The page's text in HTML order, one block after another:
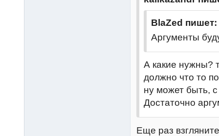
return
BlaZed пишет:
Аргументы
А какие нужны?
должно что то
ну может быть, с
Достаточно
Еще раз